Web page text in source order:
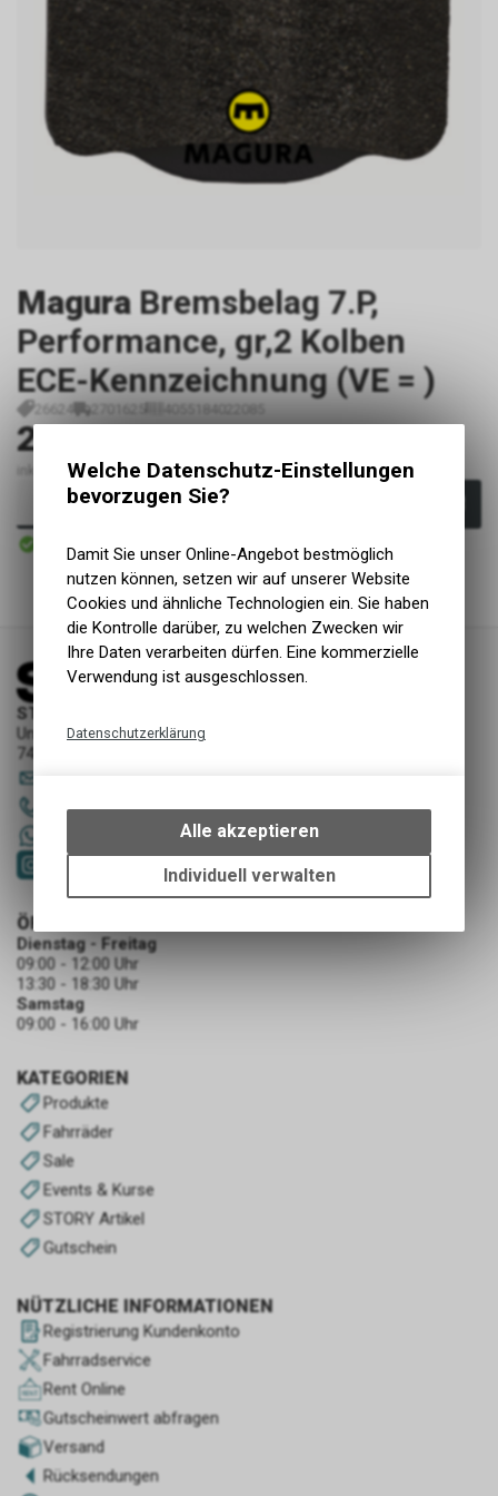
Magura Bremsbelag 7.P,
Performance, gr,2 Kolben
ECE-Kennzeichnung (VE = )
26624 2701625 4055184022085
23.90
inkl. MwSt., zzgl.Versandkosten
In den Warenkorb
Versand
STORY Sportwerkstatt - Thusis
Unterer Rosenbühl 7
7430 Thusis
081 651 52 53
KATEGORIEN
Produkte
Fahrräder
Sale
Events & Kurse
STORY Artikel
Gutschein
NÜTZLICHE INFORMATIONEN
Registrierung Kundenkonto
Fahrradservice
Rent Online
Gutscheinwert abfragen
Versand
Rücksendungen
ÖFFNUNGSZEITEN
Dienstag - Freitag
09:00 - 12:00 Uhr
13:30 - 18:30 Uhr
Samstag
09:00 - 16:00 Uhr
Welche Datenschutz-Einstellungen
bevorzugen Sie?
Damit Sie unser Online-Angebot bestmöglich
nutzen können, setzen wir auf unserer Website
Cookies und ähnliche Technologien ein. Sie haben
die Kontrolle darüber, zu welchen Zwecken wir
Ihre Daten verarbeiten dürfen. Eine kommerzielle
Verwendung ist ausgeschlossen.
Datenschutzerklärung
bestimmte Interaktionen und
Einstellungen auf Ihrem Gerät,
um die grundlegenden
Funktionen unseres Online-
Alle akzeptieren
Individuell verwalten